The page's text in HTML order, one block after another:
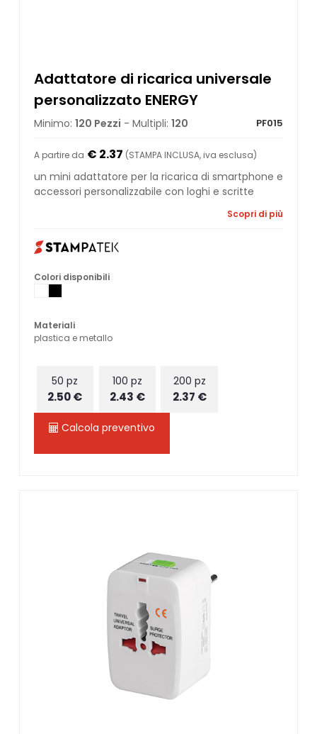
Adattatore di ricarica universale
personalizzato ENERGY
Minimo: 120 Pezzi - Multipli: 120 PF015
A partire da € 2.37 (STAMPA INCLUSA, iva esclusa)
un mini adattatore per la ricarica di smartphone e
accessori personalizzabile con loghi e scritte
Scopri di più
Colori disponibili
Materiali
plastica e metallo
50 pz
2.50 €
100 pz
2.43 €
200 pz
2.37 €
Calcola preventivo